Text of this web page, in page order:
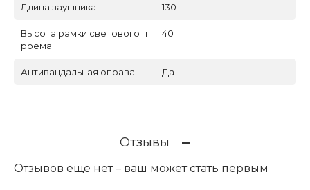
Длина заушника 130
Высота рамки светового п
роема
40
Антивандальная оправа Да
Отзывы
Отзывов ещё нет – ваш может стать первым